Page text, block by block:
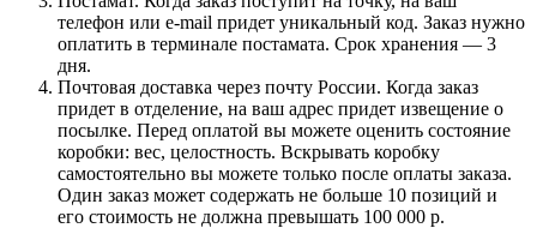
телефон или e-mail придет уникальный код. Заказ нужно
оплатить в терминале постамата. Срок хранения — 3
дня.
Почтовая доставка через почту России. Когда заказ
придет в отделение, на ваш адрес придет извещение о
посылке. Перед оплатой вы можете оценить состояние
коробки: вес, целостность. Вскрывать коробку
самостоятельно вы можете только после оплаты заказа.
Один заказ может содержать не больше 10 позиций и
его стоимость не должна превышать 100 000 р.